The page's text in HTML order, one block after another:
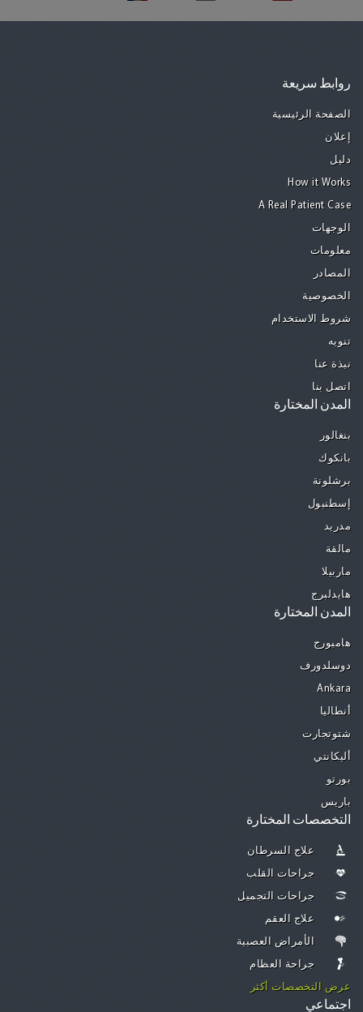
روابط سريعة
الصفحة الرئيسية
إعلان
دليل
How it Works
A Real Patient Case
الوجهات
معلومات
المصادر
الخصوصية
شروط الاستخدام
تنويه
نبذة عنا
اتصل بنا
المدن المختارة
بنغالور
بانكوك
برشلونة
إسطنبول
مدريد
مالقة
ماربيلا
هايدلبرج
المدن المختارة
هامبورج
دوسلدورف
Ankara
أنطاليا
شتوتجارت
أليكانتي
بورتو
باريس
التخصصات المختارة
علاج السرطان
جراحات القلب
جراحات التجميل
علاج العقم
الأمراض العصبية
جراحة العظام
عرض التخصصات أكثر
اجتماعي